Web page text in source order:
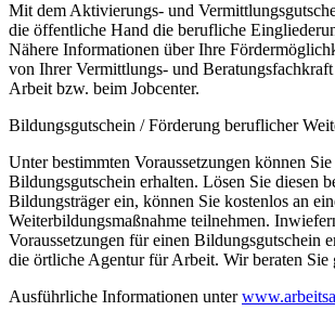
Mit dem Aktivierungs- und
die öffentliche Hand die berufliche
Nähere Informationen über Ihre
von Ihrer Vermittlungs- und
Arbeit bzw. beim Jobcenter.
Bildungsgutschein / Förderung beruflicher
Unter bestimmten Voraussetzungen können Sie
Bildungsgutschein erhalten. Lösen Sie diesen
Bildungsträger ein, können Sie kostenlos an
Weiterbildungsmaßnahme teilnehmen.
Voraussetzungen für einen Bildungsgutschein
die örtliche Agentur für Arbeit. Wir beraten Sie
Ausführliche Informationen unter